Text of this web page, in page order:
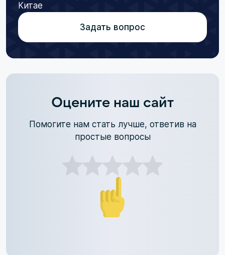
Китае
Задать вопрос
Оцените наш сайт
Помогите нам стать лучше, ответив на
простые вопросы